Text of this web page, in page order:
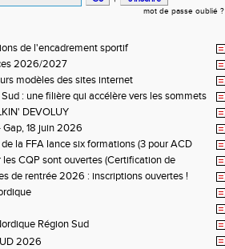
mot de passe oublié ?
de l'encadrement sportif
2026/2027
modèles des sites internet
: une filière qui accélère vers les sommets
DEVOLUY
18 juin 2026
la FFA lance six formations (3 pour ACD
Niveau 2)
CQP sont ouvertes (Certification de
de rentrée 2026 : inscriptions ouvertes !
Région Sud
2026